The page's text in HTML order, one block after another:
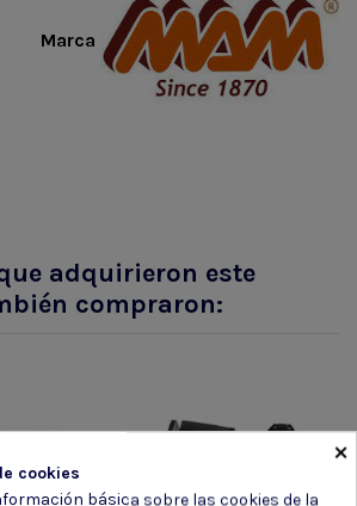
Marca
adquirieron este
compraron:
×
cookies
básica sobre las cookies de la